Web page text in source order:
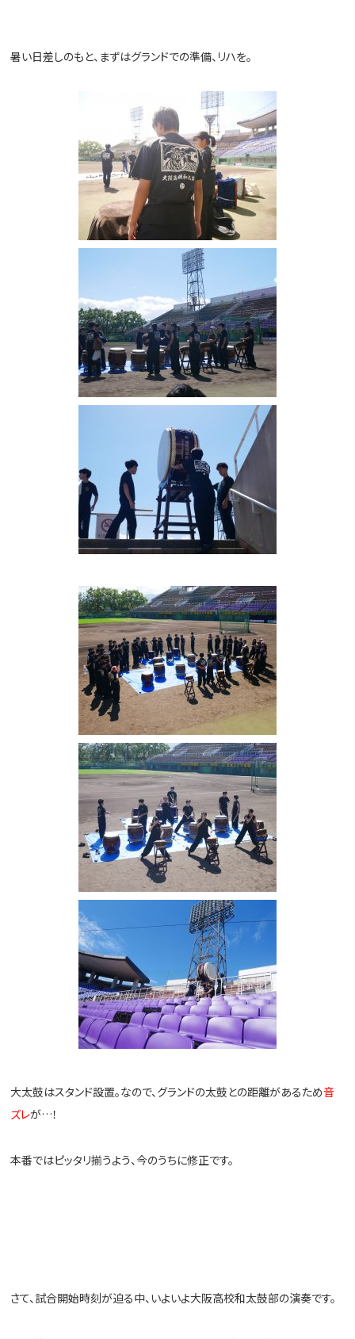
暑い日差しのもと、まずはグランドでの準備、リハを。
大太鼓はスタンド設置。なので、グランドの太鼓との距離があるため音
ズレが…！
本番ではピッタリ揃うよう、今のうちに修正です。
さて、試合開始時刻が迫る中、いよいよ大阪高校和太鼓部の演奏です。